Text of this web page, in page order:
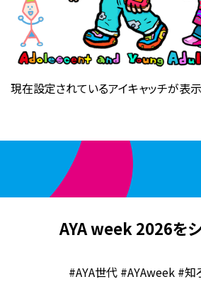
現在設定されているアイキャッチが表
AYA week 2026を
#AYA世代 #AYAweek #知